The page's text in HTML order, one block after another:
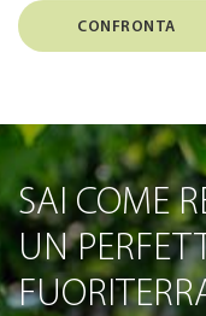
CONFRONTA
SAI COME
UN